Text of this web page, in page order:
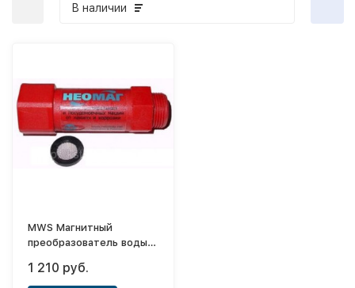
В наличии
МWS Магнитный
преобразователь воды
час) подключение 3/4"
1 210 руб.